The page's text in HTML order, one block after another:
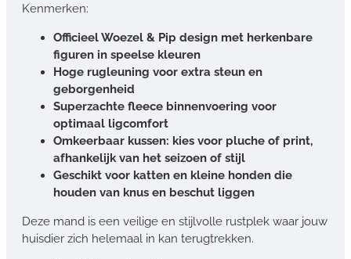
Kenmerken:
Officieel Woezel & Pip design met herkenbare
figuren in speelse kleuren
Hoge rugleuning voor extra steun en
geborgenheid
Superzachte fleece binnenvoering voor
optimaal ligcomfort
Omkeerbaar kussen: kies voor pluche of print,
afhankelijk van het seizoen of stijl
Geschikt voor katten en kleine honden die
houden van knus en beschut liggen
Deze mand is een veilige en stijlvolle rustplek waar jouw
huisdier zich helemaal in kan terugtrekken.